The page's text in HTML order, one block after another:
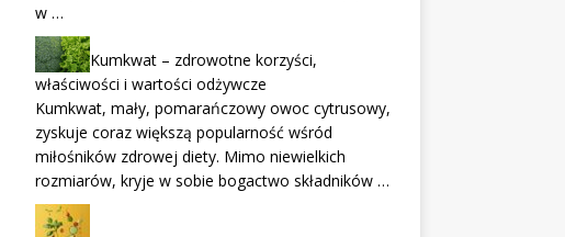
w …
Kumkwat – zdrowotne korzyści,
właściwości i wartości odżywcze
Kumkwat, mały, pomarańczowy owoc cytrusowy,
zyskuje coraz większą popularność wśród
miłośników zdrowej diety. Mimo niewielkich
rozmiarów, kryje w sobie bogactwo składników …